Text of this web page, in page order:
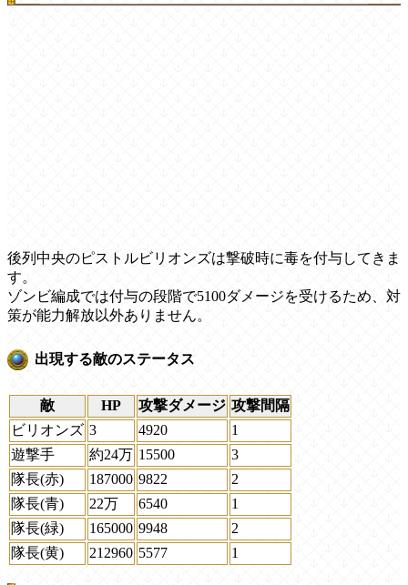
後列中央のピストルビリオンズは撃破時に毒を付与してきま
す。
ゾンビ編成では付与の段階で5100ダメージを受けるため、対
策が能力解放以外ありません。
出現する敵のステータス
敵 HP 攻撃ダメージ 攻撃間隔
ビリオンズ 3 4920
1
遊撃手
約24万 15500
3
隊長(赤)
187000 9822
2
隊長(青)
22万 6540
1
隊長(緑)
165000 9948
2
隊長(黄)
212960 5577 1